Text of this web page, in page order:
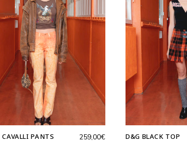
CAVALLI PANTS 259,00€ D&G BLACK TOP